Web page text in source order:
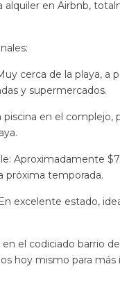
alquiler en Airbnb,
cerca de la playa, a
y supermercados.
piscina en el complejo,
Aproximadamente
próxima temporada.
excelente estado,
el codiciado barrio
hoy mismo para